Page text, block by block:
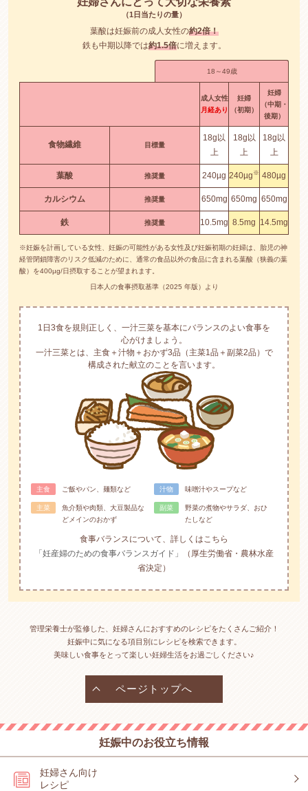
（1日当たりの量）
葉酸は妊娠前の成人女性の約2倍！
鉄も中期以降では約1.5倍に増えます。
18～49歳
成人女性
月経あり
妊婦
（初期）
妊婦
（中期・
後期）
食物繊維 目標量
18g以
上
18g以
上
18g以
上
葉酸 推奨量 240µg 240µg ※ 480µg
カルシウム 推奨量 650mg 650mg 650mg
鉄 推奨量 10.5mg 8.5mg 14.5mg
※妊娠を計画している女性、妊娠の可能性がある女性及び妊娠初期の妊婦は、胎児の神
経管閉鎖障害のリスク低減のために、通常の食品以外の食品に含まれる葉酸（狭義の葉
酸）を400µg/日摂取することが望まれます。
日本人の食事摂取基準（2025 年版）より
1日3食を規則正しく、一汁三菜を基本にバランスのよい食事を
心がけましょう。
一汁三菜とは、主食＋汁物＋おかず3品（主菜1品＋副菜2品）で
構成された献立のことを言います。
主食 ご飯やパン、麺類など 汁物 味噌汁やスープなど
主菜
魚介類や肉類、大豆製品な
どメインのおかず
副菜
野菜の煮物やサラダ、おひ
たしなど
食事バランスについて、詳しくはこちら
「妊産婦のための食事バランスガイド」
（厚生労働省・農林水産
省決定）
管理栄養士が監修した、妊婦さんにおすすめのレシピをたくさんご紹介！
妊娠中に気になる項目別にレシピを検索できます。
美味しい食事をとって楽しい妊婦生活をお過ごしください♪
ページトップへ
妊娠中のお役立ち情報
妊婦さん向け
レシピ